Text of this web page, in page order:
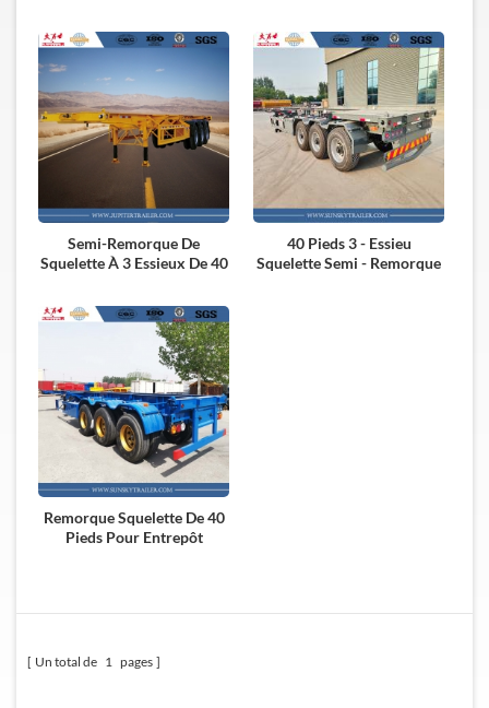
Semi-Remorque De
Squelette À 3 Essieux De 40
Conteneurs
40 Pieds 3 - Essieu
Squelette Semi - Remorque
Remorque Squelette De 40
Pieds Pour Entrepôt
Un total de 1 pages